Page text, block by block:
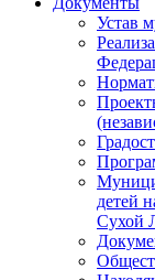
Устав
детей
Сухой